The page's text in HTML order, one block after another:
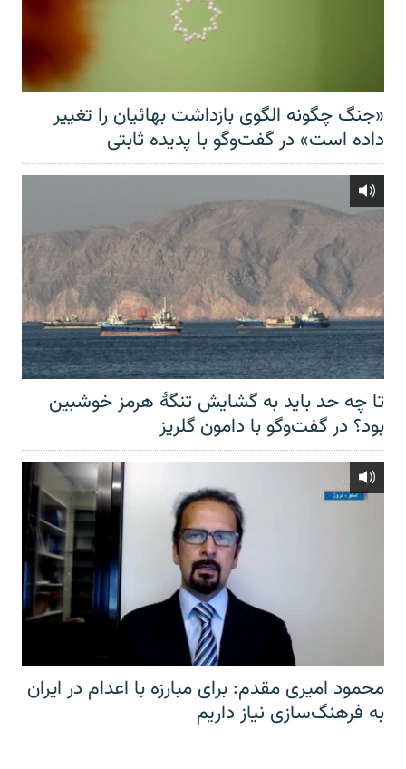
«جنگ چگونه الگوی بازداشت بهائیان را تغییر
داده است» در گفت‌وگو با پدیده ثابتی
تا چه حد باید به گشایش تنگهٔ هرمز خوشبین
بود؟ در گفت‌وگو با دامون گلریز
محمود امیری مقدم: برای مبارزه با اعدام در ایران
به فرهنگ‌سازی نیاز داریم